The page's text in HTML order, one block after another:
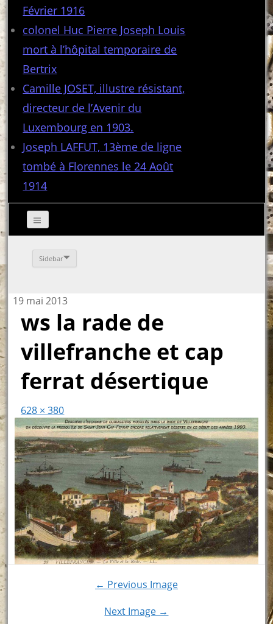
Février 1916
colonel Huc Pierre Joseph Louis
mort à l’hôpital temporaire de
Bertrix
Camille JOSET, illustre résistant,
directeur de l’Avenir du
Luxembourg en 1903.
Joseph LAFFUT, 13ème de ligne
tombé à Florennes le 24 Août
1914
Sidebar
19 mai 2013
ws la rade de
villefranche et cap
ferrat désertique
628 × 380
← Previous Image
Next Image →